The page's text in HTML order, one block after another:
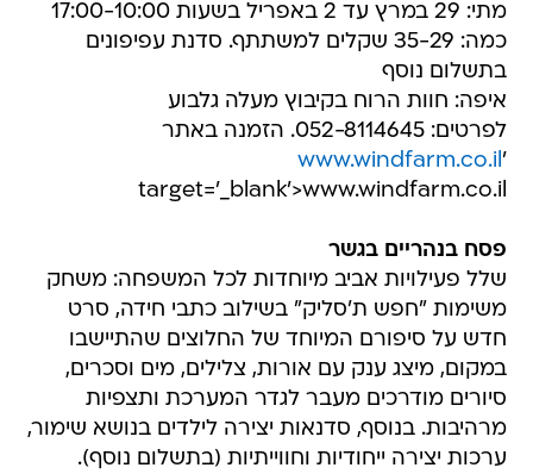
מתי: 29 במרץ עד 2 באפריל בשעות 17:00-10:00
כמה: 35-29 שקלים למשתתף. סדנת עפיפונים
בתשלום נוסף
איפה: חוות הרוח בקיבוץ מעלה גלבוע
לפרטים: 052-8114645. הזמנה באתר
www.windfarm.co.il'
target='_blank'>www.windfarm.co.il
פסח בנהריים בגשר
שלל פעילויות אביב מיוחדות לכל המשפחה: משחק
משימות "חפש ת'סליק" בשילוב כתבי חידה, סרט
חדש על סיפורם המיוחד של החלוצים שהתיישבו
במקום, מיצג ענק עם אורות, צלילים, מים וסכרים,
סיורים מודרכים מעבר לגדר המערכת ותצפיות
מרהיבות. בנוסף, סדנאות יצירה לילדים בנושא שימור,
ערכות יצירה ייחודיות וחווייתיות (בתשלום נוסף).